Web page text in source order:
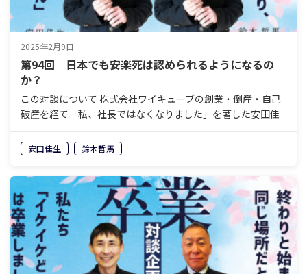
2025年2月9日
第94回 日本でも安楽死は認められるようになるの
か？
この対談について 株式会社ワイキューブの創業・倒産・自己
破産を経て「私、社長ではなくなりました」を著した安田佳
歳で経営から退くことを決めている鈴木哲馬。「イケイケ
ど…
安田佳生 鈴木哲馬